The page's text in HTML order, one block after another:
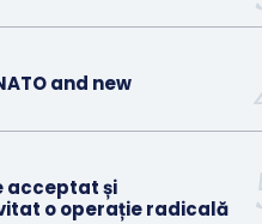
and new
acceptat și
o operație radicală